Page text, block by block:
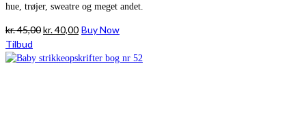
hue, trøjer, sweatre og meget andet.
kr.45,00Den
pris
kr.40,00Den
pris
Buy Now
Tilbud